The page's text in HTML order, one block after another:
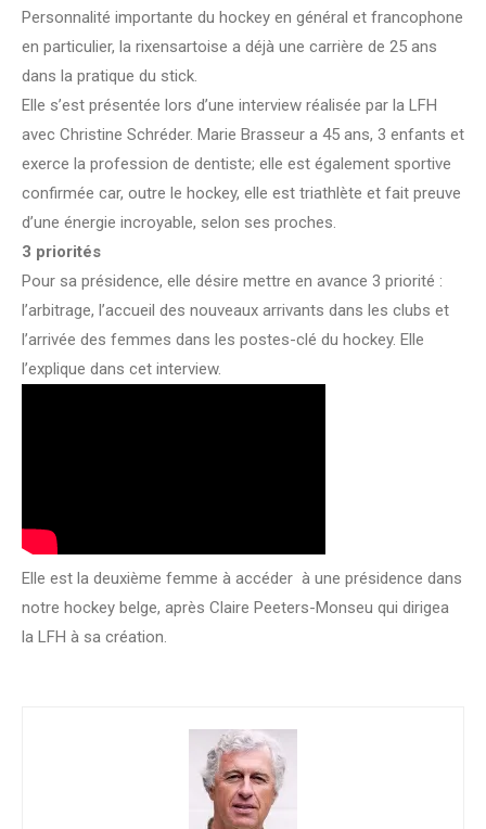
Personnalité importante du hockey en général et francophone
en particulier, la rixensartoise a déjà une carrière de 25 ans
dans la pratique du stick.
Elle s’est présentée lors d’une interview réalisée par la LFH
avec Christine Schréder. Marie Brasseur a 45 ans, 3 enfants et
exerce la profession de dentiste; elle est également sportive
confirmée car, outre le hockey, elle est triathlète et fait preuve
d’une énergie incroyable, selon ses proches.
3 priorités
Pour sa présidence, elle désire mettre en avance 3 priorité :
l’arbitrage, l’accueil des nouveaux arrivants dans les clubs et
l’arrivée des femmes dans les postes-clé du hockey. Elle
l’explique dans cet interview.
Elle est la deuxième femme à accéder à une présidence dans
notre hockey belge, après Claire Peeters-Monseu qui dirigea
la LFH à sa création.